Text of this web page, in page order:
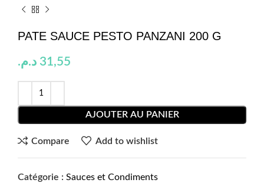
PATE SAUCE PESTO PANZANI 200 G
31,55 د.م.
AJOUTER AU PANIER
Compare Add to wishlist
Catégorie : Sauces et Condiments